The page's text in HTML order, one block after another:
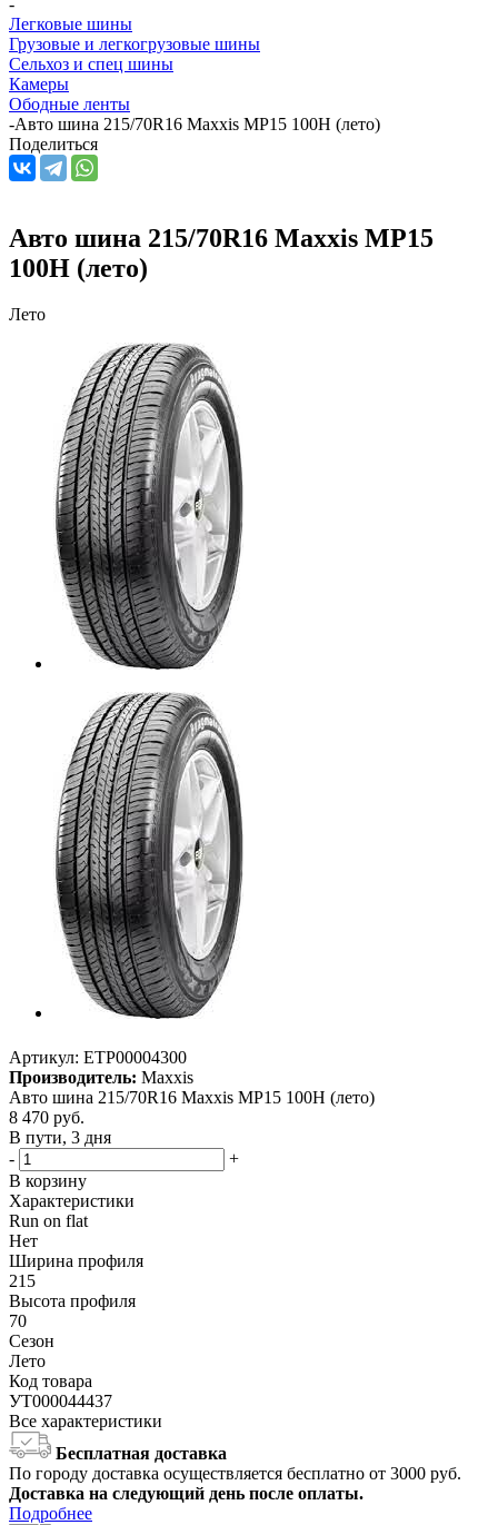
Легковые шины
Грузовые и легкогрузовые шины
Сельхоз и спец шины
Камеры
Ободные ленты
-Авто шина 215/70R16 Maxxis MP15 100H (лето)
Поделиться
Авто шина 215/70R16 Maxxis MP15
100H (лето)
Лето
Артикул: ETP00004300
Производитель: Maxxis
Авто шина 215/70R16 Maxxis MP15 100H (лето)
8 470 руб.
В пути, 3 дня
-
+
В корзину
Характеристики
Run on flat
Нет
Ширина профиля
215
Высота профиля
70
Сезон
Лето
Код товара
УТ000044437
Все характеристики
Бесплатная доставка
По городу доставка осуществляется бесплатно от 3000 руб.
Доставка на следующий день после оплаты.
Подробнее